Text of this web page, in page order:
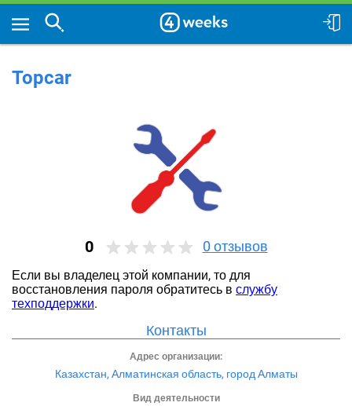
Topcar
0 0 отзывов
Если вы владелец этой компании, то для
восстановления пароля обратитесь в службу
техподдержки.
Контакты
Адрес организации:
Казахстан, Алматинская область, город Алматы
Вид деятельности